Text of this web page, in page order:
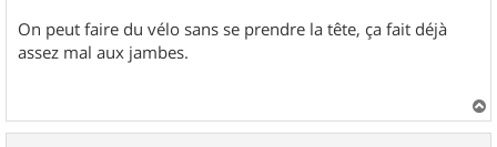
On peut faire du vélo sans se prendre la tête, ça fait déjà
assez mal aux jambes.
a